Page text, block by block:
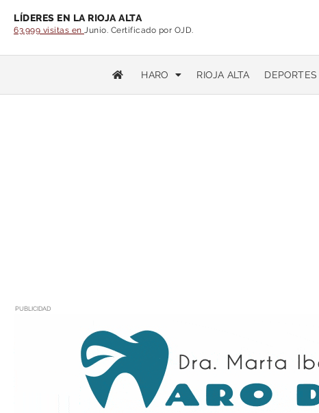
LÍDERES EN LA RIOJA ALTA
63.999 visitas en Junio. Certificado por OJD.
HARO RIOJA ALTA DEPORTES
PUBLICIDAD